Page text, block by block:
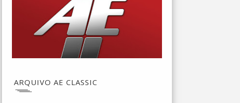
ARQUIVO AE CLASSIC